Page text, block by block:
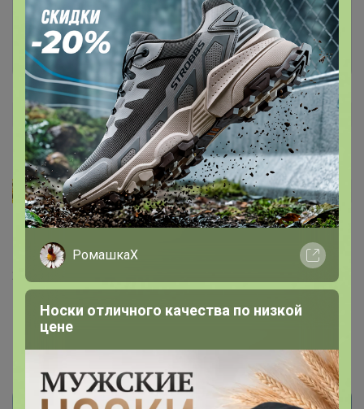
Войти Зарегистрироваться
ОЛЕСЬЬЬКА Автор уже получил заказ!
Симпатичный, не на высокий рост, на этикетке рост
164, но мне на 152 как на модели на фото.
20 сентября, 2024 11:56
РомашкаХ
Носки отличного качества по низкой
цене